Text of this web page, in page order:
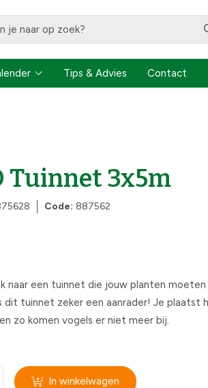
Tips & Advies Contact
Tuinnet 3x5m
Code: 887562
naar een tuinnet die jouw planten
dit tuinnet zeker een aanrader! Je plaatst
zo komen vogels er niet meer bij.
In winkelwagen